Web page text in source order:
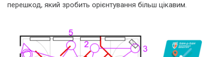
перешкод, який зробить орієнтування більш цікавим.